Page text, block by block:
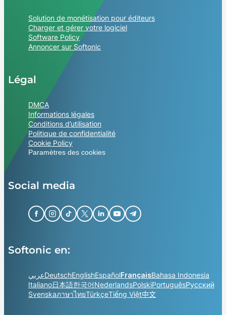
Solution de monétisation pour éditeurs
Charger et gérer votre logiciel
Software Policy
Annoncer sur Softonic
Légal
DMCA
Informations légales
Conditions d’utilisation
Politique de confidentialité
Cookie Policy
Paramètres des cookies
Social media
Softonic en:
عربيDeutschEnglishEspañolFrançaisBahasa Indonesia
Italiano日本語한국어NederlandsPolskiPortuguêsРусский
SvenskaภาษาไทยTürkçeTiếng Việt中文